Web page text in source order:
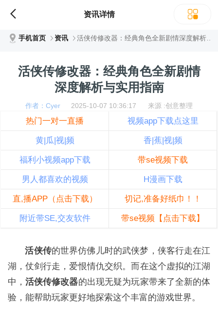
资讯详情
手机首页 资讯
活侠传修改器：经典角色全新剧情
深度解析与实用指南
作者：Cyer 2025-10-07 10:36:17 来源 :创意整理
热门一对一直播 视频app下载点这里
黄|瓜|视|频 香|蕉|视|频
福利小视频app下载 带se视频下载
男人都喜欢的视频 H漫画下载
直,播APP（点击下载） 切记,准备好纸巾！！
附近带SE,交友软件 带se视频【点击下载】
活侠传的世界仿佛儿时的武侠梦，侠客行走在江
湖，仗剑行走，爱恨情仇交织。而在这个虚拟的江湖
中， 活侠传修改器的出现无疑为玩家带来了全新的体
验，能帮助玩家更好地探索这个丰富的游戏世界。